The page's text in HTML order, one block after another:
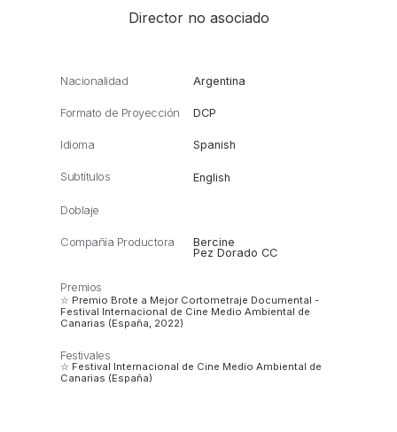
Director no asociado
Nacionalidad Argentina
Formato de Proyección DCP
Idioma Spanish
Subtítulos English
Doblaje
Compañía Productora
Bercine
Pez Dorado CC
Premios
☆ Premio Brote a Mejor Cortometraje Documental -
Festival Internacional de Cine Medio Ambiental de
Canarias (España, 2022)
Festivales
☆ Festival Internacional de Cine Medio Ambiental de
Canarias (España)